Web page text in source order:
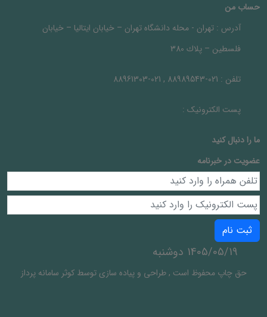
حساب من
آدرس : تهران - محله دانشگاه تهران – خيابان ايتاليا – خيابان
فلسطين – پلاك 380
تلفن : 021-88989543 , 021-88961303
پست الکترونیک :
ما را دنبال کنيد
عضویت در خبرنامه
ثبت نام
1405/05/19 دوشنبه
حق چاپ محفوظ است ,طراحی و پیاده سازی توسطکوثر سامانه پرداز